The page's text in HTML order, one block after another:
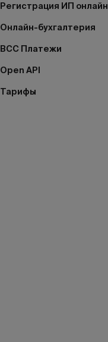
Регистрация ИП онлайн
Онлайн-бухгалтерия
BCC Платежи
Open API
Тарифы